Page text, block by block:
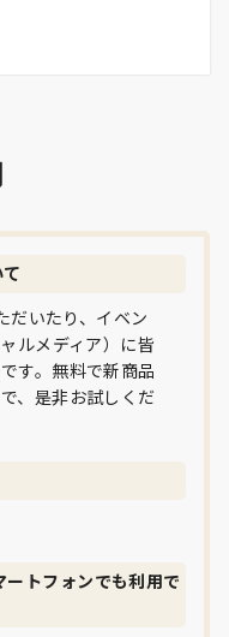
だいたり、イベン
ルメディア）に皆
す。無料で新商品
、是非お試しくだ
トフォンでも利用で